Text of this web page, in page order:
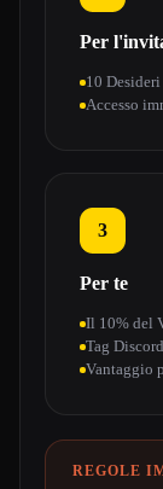
Per
10
Accesso
3
Per te
Il 10% del
Tag
Vantaggio
REGOLE